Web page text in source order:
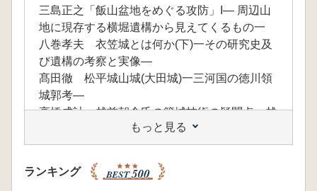
三島正之「飯山盆地をめぐる攻防」I― 周辺山
地に現存する横堀遺構から見えてくるもの一
八巻孝夫 衣笠城とは何か(下)一その研究史及
び遺構の考察と実像―
髙田徹 松平城山城(大田城)一三河国の徳川領
城郭考―
高橋成計 越前朝倉氏の築城技術の疑問点―越
前国と他国築城縄張りの相違について一
■研究ノート■
佐藤敬一郎永福寺三階堂御所・足利氏大蔵御所
の丘陵上防禦施設について
もっと見る
ランキング